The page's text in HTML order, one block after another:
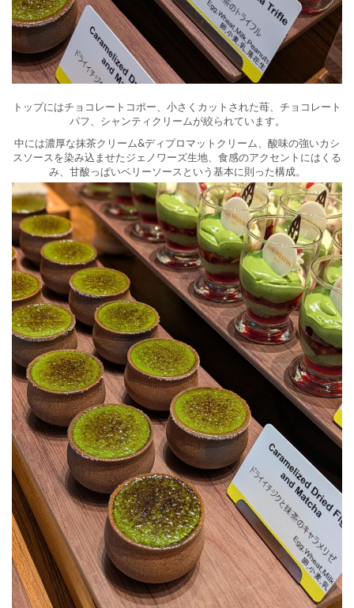
トップにはチョコレートコポー、小さくカットされた苺、チョコレート
パフ、シャンティクリームが絞られています。
中には濃厚な抹茶クリーム&ディプロマットクリーム、酸味の強いカシ
スソースを染み込ませたジェノワーズ生地、食感のアクセントにはくる
み、甘酸っぱいベリーソースという基本に則った構成。